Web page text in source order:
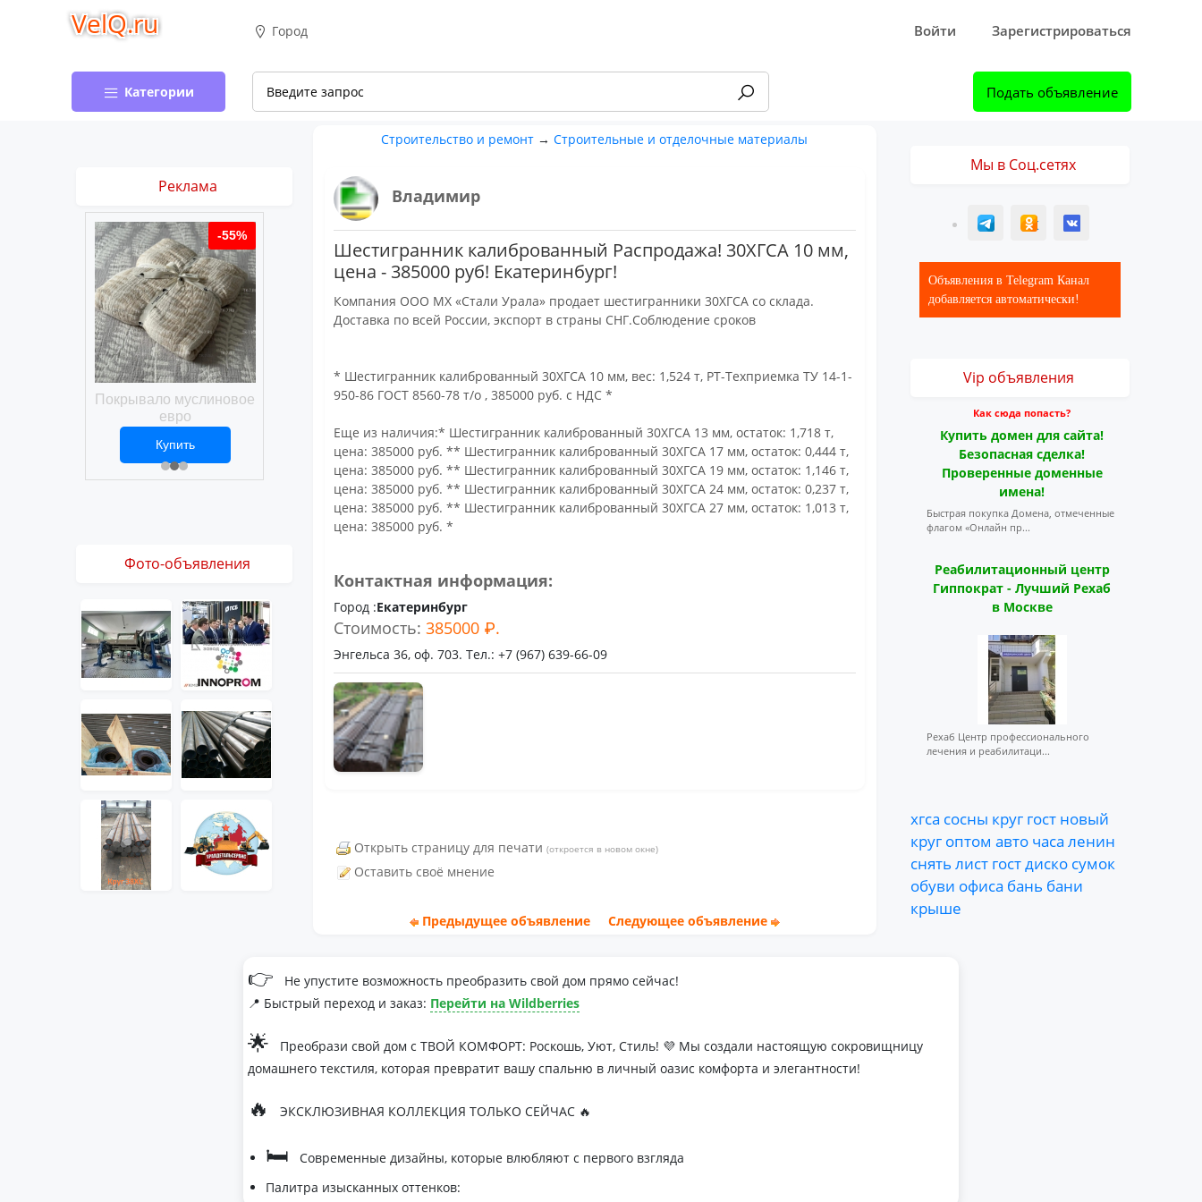
VelQ.ru Город Войти Зарегистрироваться
Категории Подать объявление
Строительство и ремонт →Строительные и отделочные материалы
Владимир
Шестигранник калиброванный Распродажа! 30ХГСА 10 мм,
цена - 385000 руб! Екатеринбург!
Компания ООО МХ «Стали Урала» продает шестигранники 30ХГСА со склада.
Доставка по всей России, экспорт в страны СНГ.Соблюдение сроков
* Шестигранник калиброванный 30ХГСА 10 мм, вес: 1,524 т, РТ-Техприемка ТУ 14-1-
950-86 ГОСТ 8560-78 т/о , 385000 руб. с НДС *
Еще из наличия:* Шестигранник калиброванный 30ХГСА 13 мм, остаток: 1,718 т,
цена: 385000 руб. ** Шестигранник калиброванный 30ХГСА 17 мм, остаток: 0,444 т,
цена: 385000 руб. ** Шестигранник калиброванный 30ХГСА 19 мм, остаток: 1,146 т,
цена: 385000 руб. ** Шестигранник калиброванный 30ХГСА 24 мм, остаток: 0,237 т,
цена: 385000 руб. ** Шестигранник калиброванный 30ХГСА 27 мм, остаток: 1,013 т,
цена: 385000 руб. *
Контактная информация:
Город :Екатеринбург
Стоимость:385000 ₽.
Энгельса 36, оф. 703. Тел.: +7 (967) 639-66-09
Открыть страницу для печати (откроется в новом окне)
Оставить своё мнение
Предыдущее объявление Следующее объявление
Реклама
-55%
Покрывало муслиновое
евро
2 469 ₽
Купить
-55%
3 061 ₽
Купить
Фото-объявления
Мы в Соц.сетях
T ОК ВК
Объявления в Telegram Канал
добавляется автоматически!
Vip объявления
Как сюда попасть?
Купить домен для сайта!
Безопасная сделка!
Проверенные доменные
имена!
Быстрая покупка Домена, отмеченные
флагом «Онлайн пр...
Реабилитационный центр
Гиппократ - Лучший Рехаб
в Москве
Рехаб Центр профессионального
лечения и реабилитаци...
хгса сосны круг гост новый
круг оптом авто часа ленин
снять лист гостдиско сумок
обуви офиса бань бани
крыше
👉
Не упустите возможность преобразить свой дом прямо сейчас!
📍 Быстрый переход и заказ: Перейти на Wildberries
🌟
Преобрази свой дом с ТВОЙ КОМФОРТ: Роскошь, Уют, Стиль! 💜 Мы создали настоящую сокровищницу
домашнего текстиля, которая превратит вашу спальню в личный оазис комфорта и элегантности!
🔥 ЭКСКЛЮЗИВНАЯ КОЛЛЕКЦИЯ ТОЛЬКО СЕЙЧАС 🔥
🛏
Современные дизайны, которые влюбляют с первого взгляда
Палитра изысканных оттенков: